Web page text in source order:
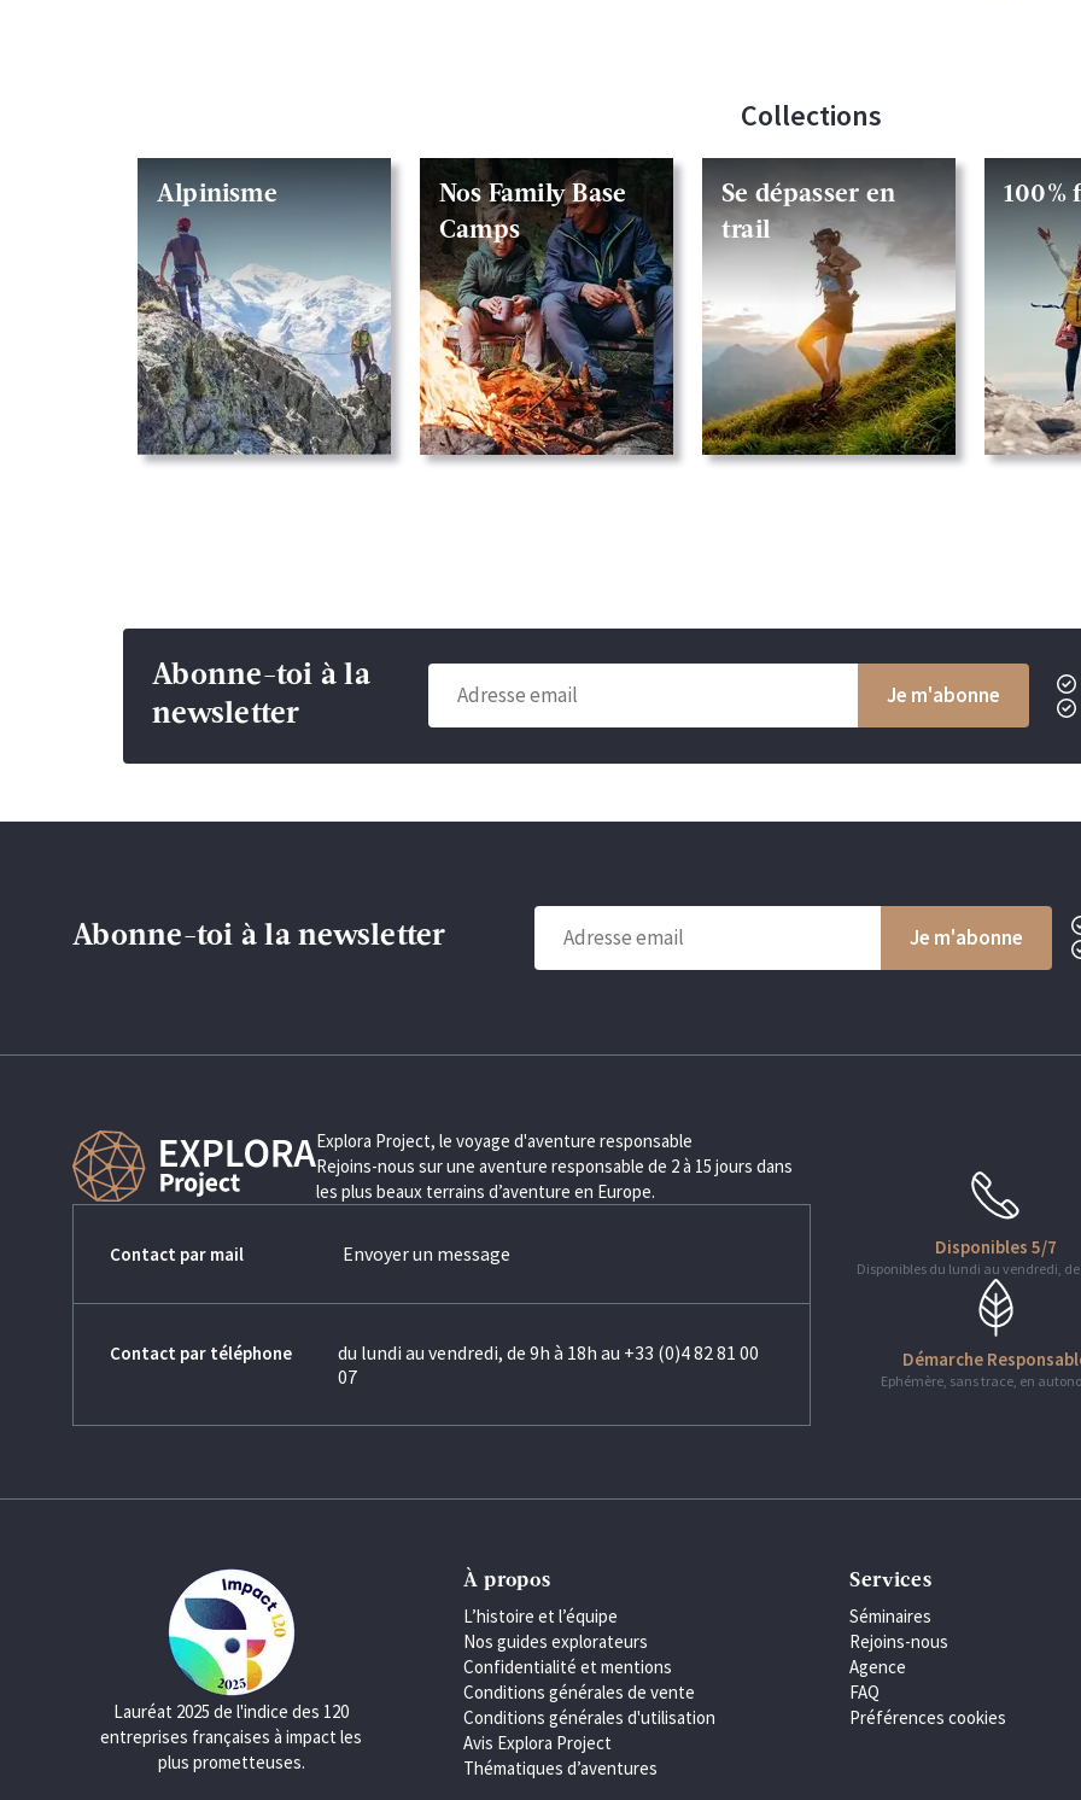
Collections
Alpinisme
Nos Family Base
Camps
Se dépasser en
trail
100%
Abonne-toi à la
newsletter
Abonne-toi à la newsletter
Explora Project, le voyage d'aventure responsable
Rejoins-nous sur une aventure responsable de 2 à 15 jours dans
les plus beaux terrains d’aventure en Europe.
Contact par mail Envoyer un message
Contact par téléphone
du lundi au vendredi, de 9h à 18h au +33 (0)4 82 81 00
07
Disponibles 5/7
Disponibles du lundi au vendredi, de
Démarche
Ephémère, sans trace, en
Lauréat 2025 de l'indice des 120
entreprises françaises à impact les
plus prometteuses.
À propos
L’histoire et l’équipe
Nos guides explorateurs
Confidentialité et mentions
Conditions générales de vente
Conditions générales d'utilisation
Avis Explora Project
Thématiques d’aventures
Services
Séminaires
Rejoins-nous
Agence
FAQ
Préférences cookies